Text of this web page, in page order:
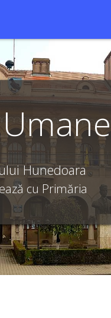
Hunedoara
cu Primăria